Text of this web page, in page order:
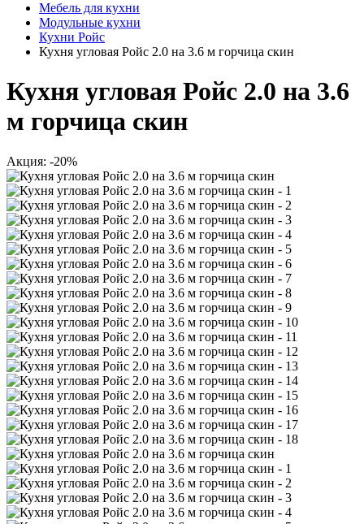
Мебель для кухни
Модульные кухни
Кухни Ройс
Кухня угловая Ройс 2.0 на 3.6 м горчица скин
Кухня угловая Ройс 2.0 на 3.6
м горчица скин
Акция: -20%